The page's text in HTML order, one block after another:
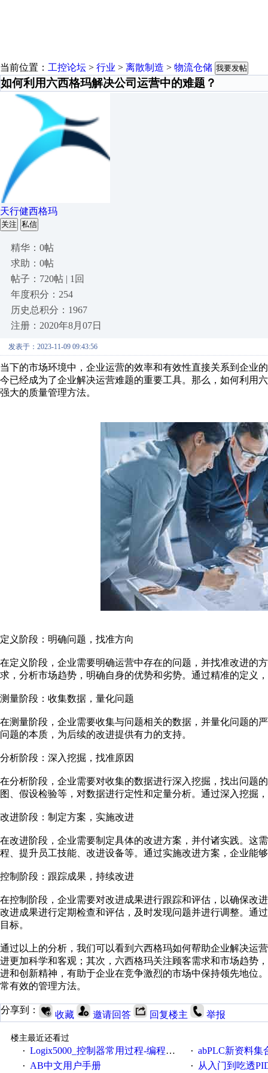
当前位置： 工控论坛 > 行业 > 离散制造 > 物流仓储 我要发帖
如何利用六西格玛解决公司运营中的难题？
天行健西格玛
关注 私信
精华：0帖
求助：0帖
帖子：720帖 | 1回
年度积分：254
历史总积分：1967
注册：2020年8月07日
发表于：2023-11-09 09:43:56
当下的市场环境中，企业运营的效率和有效性直接关系到企业
今已经成为了企业解决运营难题的重要工具。那么，如何利用
强大的质量管理方法。
定义阶段：明确问题，找准方向
在定义阶段，企业需要明确运营中存在的问题，并找准改进的
求，分析市场趋势，明确自身的优势和劣势。通过精准的定义
测量阶段：收集数据，量化问题
在测量阶段，企业需要收集与问题相关的数据，并量化问题的
问题的本质，为后续的改进提供有力的支持。
分析阶段：深入挖掘，找准原因
在分析阶段，企业需要对收集的数据进行深入挖掘，找出问题
图、假设检验等，对数据进行定性和定量分析。通过深入挖掘
改进阶段：制定方案，实施改进
在改进阶段，企业需要制定具体的改进方案，并付诸实践。这
程、提升员工技能、改进设备等。通过实施改进方案，企业能
控制阶段：跟踪成果，持续改进
在控制阶段，企业需要对改进成果进行跟踪和评估，以确保改
改进成果进行定期检查和评估，及时发现问题并进行调整。通
目标。
通过以上的分析，我们可以看到六西格玛如何帮助企业解决运
进更加科学和客观；其次，六西格玛关注顾客需求和市场趋势
进和创新精神，有助于企业在竞争激烈的市场中保持领先地位
常有效的管理方法。
分享到： 收藏 邀请回答 回复楼主 举报
楼主最近还看过
· Logix5000_控制器常用过程-编程手册 · abPLC新资料集
· AB中文用户手册 · 从入门到吃透